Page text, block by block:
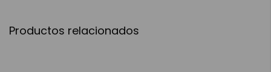
Productos relacionados